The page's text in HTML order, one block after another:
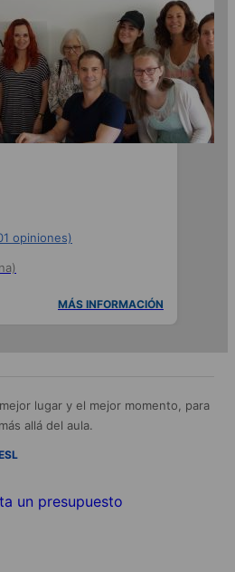
opiniones)
MÁS INFORMACIÓN
lugar y el mejor momento, para
allá del aula.
un presupuesto